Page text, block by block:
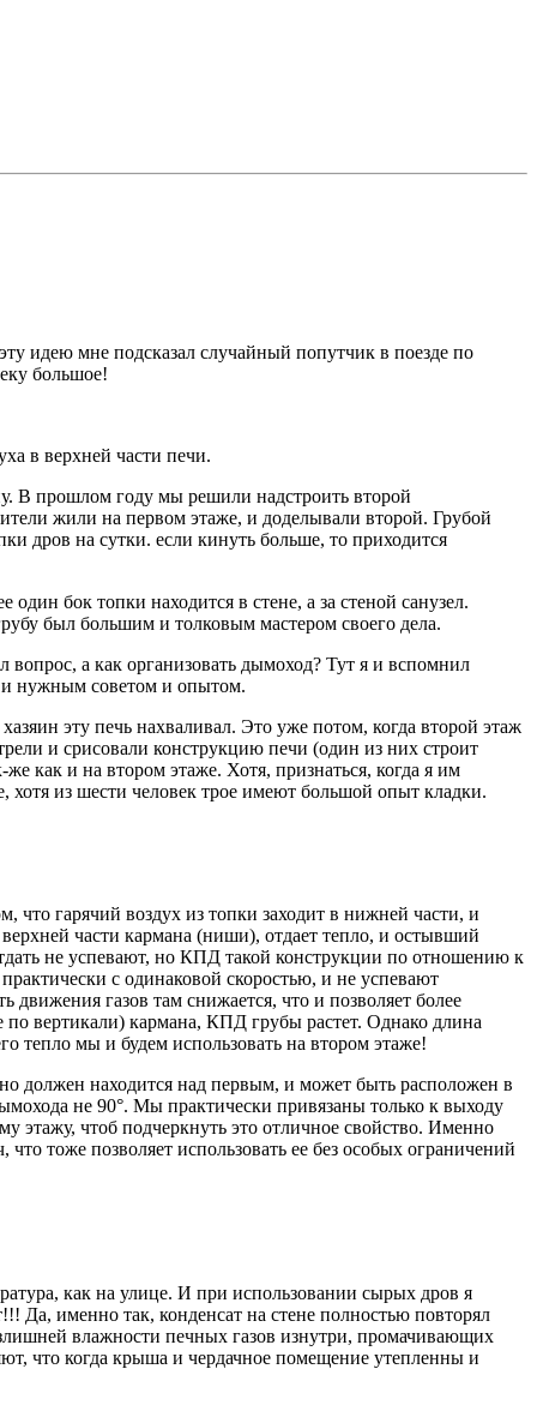
идею мне подсказал случайный попутчик в поезде по
большое!
в верхней части печи.
В прошлом году мы решили надстроить второй
жили на первом этаже, и доделывали второй. Грубой
дров на сутки. если кинуть больше, то приходится
бок топки находится в стене, а за стеной санузел.
был большим и толковым мастером своего дела.
вопрос, а как организовать дымоход? Тут я и вспомнил
и нужным советом и опытом.
эту печь нахваливал. Это уже потом, когда второй этаж
и срисовали конструкцию печи (один из них строит
как и на втором этаже. Хотя, признаться, когда я им
хотя из шести человек трое имеют большой опыт кладки.
что гарячий воздух из топки заходит в нижней части, и
части кармана (ниши), отдает тепло, и остывший
не успевают, но КПД такой конструкции по отношению к
с одинаковой скоростью, и не успевают
движения газов там снижается, что и позволяет более
по вертикали) кармана, КПД грубы растет. Однако длина
тепло мы и будем использовать на втором этаже!
должен находится над первым, и может быть расположен в
не 90°. Мы практически привязаны только к выходу
этажу, чтоб подчеркнуть это отличное свойство. Именно
тоже позволяет использовать ее без особых ограничений
как на улице. И при использовании сырых дров я
Да, именно так, конденсат на стене полностью повторял
влажности печных газов изнутри, промачивающих
что когда крыша и чердачное помещение утепленны и